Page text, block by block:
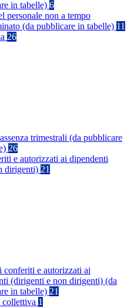
in tabelle) 6
personale non a tempo
(da pubblicare in tabelle) 11
26
trimestrali (da pubblicare
26
e autorizzati ai dipendenti
dirigenti) 21
conferiti e autorizzati ai
(dirigenti e non dirigenti) (da
in tabelle) 21
collettiva 1